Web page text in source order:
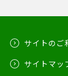
サイトのご
サイトマッ